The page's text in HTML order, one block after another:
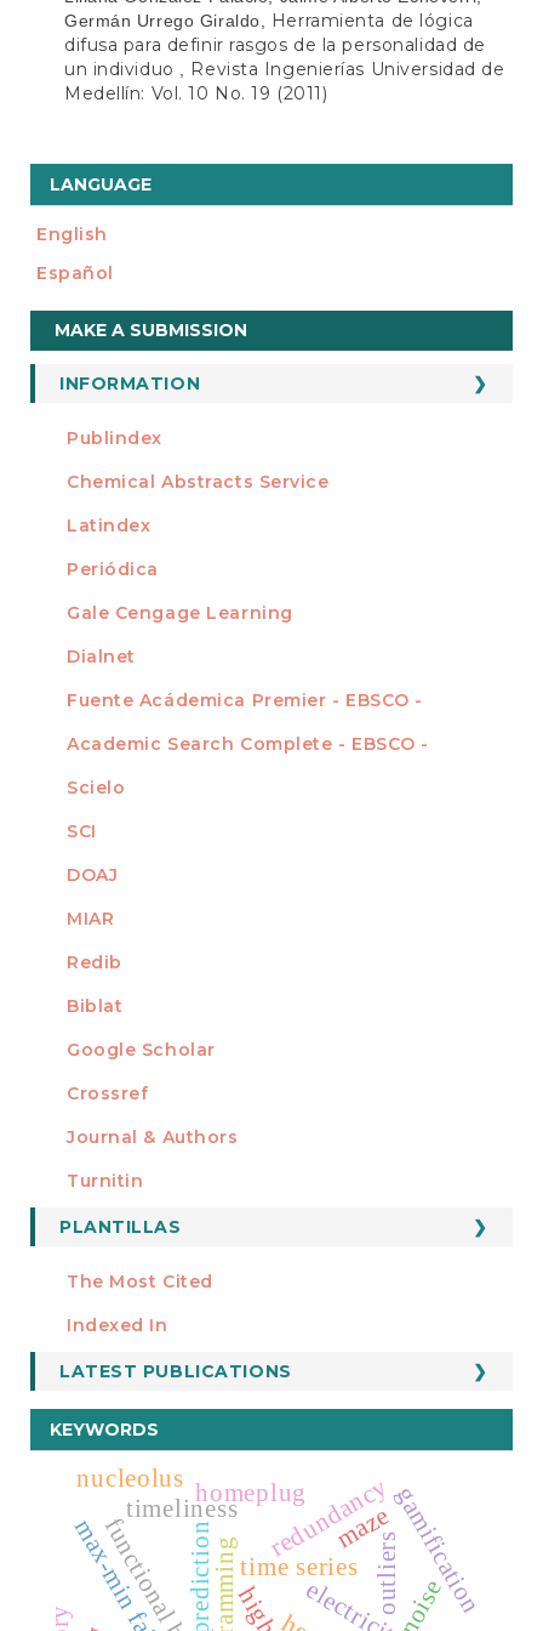
Germán Urrego Giraldo, Herramienta de lógica
difusa para definir rasgos de la personalidad de
un individuo , Revista Ingenierías Universidad de
Medellín: Vol. 10 No. 19 (2011)
LANGUAGE
English
Español
Make
a
Submission
MAKE A SUBMISSION
INFORMATION
For Readers
For Librarians
INDEXADA EN
Publindex
Chemical Abstracts Service
Latindex
Periódica
Gale Cengage Learning
Dialnet
Fuente Acádemica Premier - EBSCO -
Academic Search Complete - EBSCO -
Scielo
SCI
DOAJ
MIAR
Redib
Biblat
Google Scholar
MIEMBRO DE
Crossref
Journal & Authors
Turnitin
FORMATOS
PLANTILLAS
Manuscript Template
ESTADÍSTICOS
The Most Cited
Indexed In
LATEST PUBLICATIONS
KEYWORDS
prediction time series outliersnoise
redundancy
timeliness gamification
homeplug
nucleolus
maze